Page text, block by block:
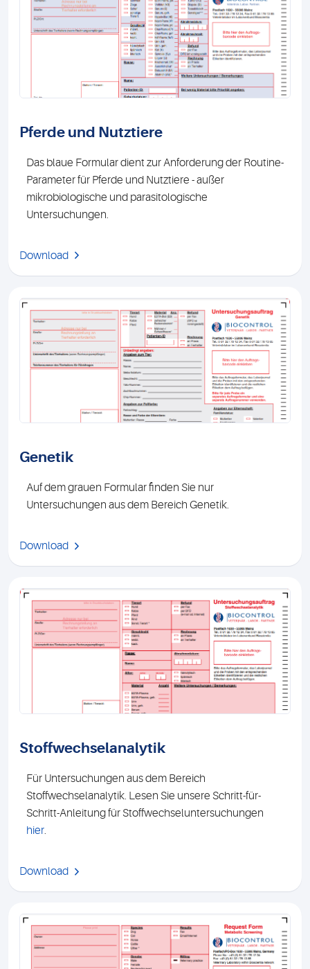
Pferde und Nutztiere
Das blaue Formular dient zur Anforderung der Routine-
Parameter für Pferde und Nutztiere - außer
mikrobiologische und parasitologische
Untersuchungen.
Download
Genetik
Auf dem grauen Formular finden Sie nur
Untersuchungen aus dem Bereich Genetik.
Download
Stoffwechselanalytik
Für Untersuchungen aus dem Bereich
Stoffwechselanalytik. Lesen Sie unsere Schritt-für-
Schritt-Anleitung für Stoffwechseluntersuchungen
hier.
Download